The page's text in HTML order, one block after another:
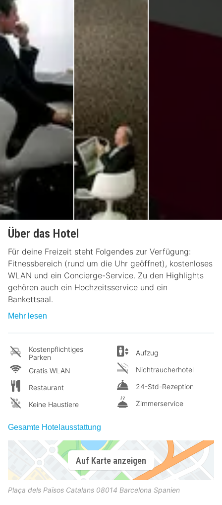
Über das Hotel
Für deine Freizeit steht Folgendes zur Verfügung:
Fitnessbereich (rund um die Uhr geöffnet), kostenloses
WLAN und ein Concierge-Service. Zu den Highlights
gehören auch ein Hochzeitsservice und ein
Bankettsaal.
Mehr lesen
Kostenpflichtiges
Parken
Gratis WLAN
Restaurant
Keine Haustiere
Aufzug
Nichtraucherhotel
24-Std-Rezeption
Zimmerservice
Gesamte Hotelausstattung
Auf Karte anzeigen
Plaça dels Països Catalans 08014 Barcelona Spanien